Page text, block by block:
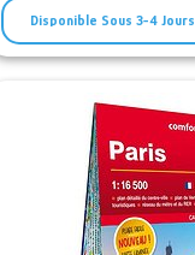
Disponible Sous 3-4 Jours